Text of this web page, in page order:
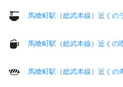
馬喰町駅（総武本線）近くの
馬喰町駅（総武本線）近くの
馬喰町駅（総武本線）近くの